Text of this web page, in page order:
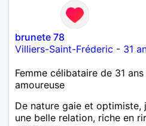
brunete 78
Villiers-Saint-Fréderic - 31
Femme célibataire de 31
amoureuse
De nature gaie et optimiste,
une belle relation, riche en